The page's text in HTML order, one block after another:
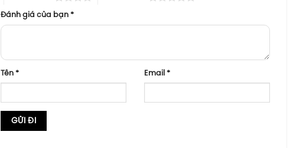
Đánh giá của bạn*
Tên* Email*